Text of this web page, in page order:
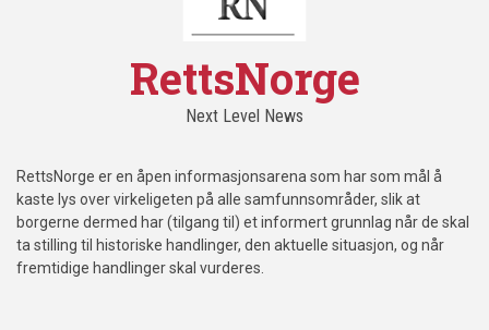
RettsNorge
Next Level News
RettsNorge er en åpen informasjonsarena som har som mål å
kaste lys over virkeligeten på alle samfunnsområder, slik at
borgerne dermed har (tilgang til) et informert grunnlag når de skal
ta stilling til historiske handlinger, den aktuelle situasjon, og når
fremtidige handlinger skal vurderes.